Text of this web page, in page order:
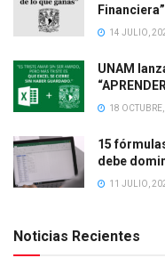
14 JULIO,
UNAM
18
15
debe
11 JULIO,
Noticias Recientes